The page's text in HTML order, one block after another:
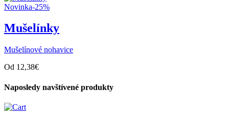
Novinka-25%
Mušelínky
Mušelínové nohavice
Od 12,38€
Naposledy navštívené produkty